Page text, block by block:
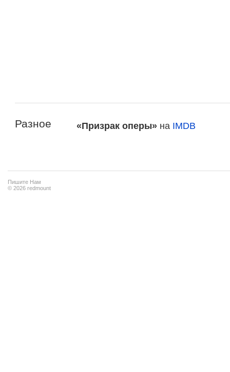
Разное «Призрак оперы» на IMDB
Пишите Нам
© 2026 redmount